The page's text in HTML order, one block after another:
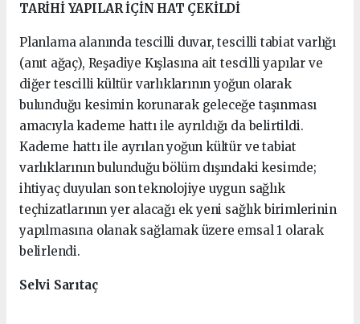
TARİHİ YAPILAR İÇİN HAT ÇEKİLDİ
Planlama alanında tescilli duvar, tescilli tabiat varlığı
(anıt ağaç), Reşadiye Kışlasına ait tescilli yapılar ve
diğer tescilli kültür varlıklarının yoğun olarak
bulunduğu kesimin korunarak geleceğe taşınması
amacıyla kademe hattı ile ayrıldığı da belirtildi.
Kademe hattı ile ayrılan yoğun kültür ve tabiat
varlıklarının bulunduğu bölüm dışındaki kesimde;
ihtiyaç duyulan son teknolojiye uygun sağlık
teçhizatlarının yer alacağı ek yeni sağlık birimlerinin
yapılmasına olanak sağlamak üzere emsal 1 olarak
belirlendi.
Selvi Sarıtaç